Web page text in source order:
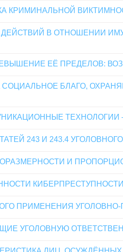
КРИМИНАЛЬНОЙ
В ОТНОШЕНИИ
ЕЁ ПРЕДЕЛОВ:
БЛАГО,
ТЕХНОЛОГИИ
243 И 243.4
И
ПРИМЕНЕНИЯ
УГОЛОВНУЮ